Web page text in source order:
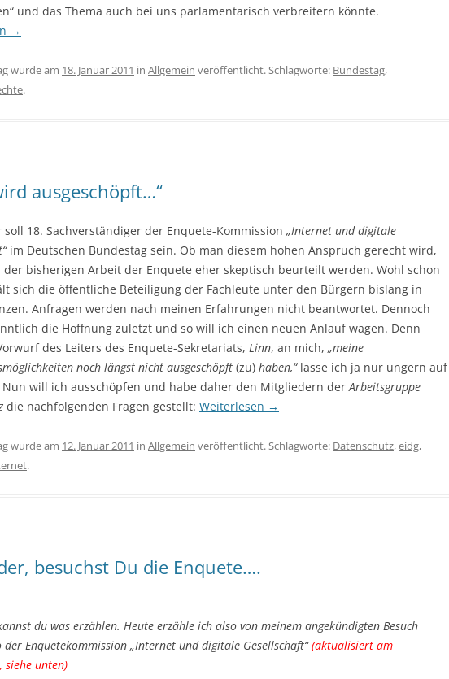
und das Thema auch bei uns parlamentarisch verbreitern könnte.
→
wurde am 18. Januar 2011 in Allgemein veröffentlicht. Schlagworte: Bundestag,
.
ausgeschöpft…“
soll 18. Sachverständiger der Enquete-Kommission „Internet und digitale
im Deutschen Bundestag sein. Ob man diesem hohen Anspruch gerecht wird,
der bisherigen Arbeit der Enquete eher skeptisch beurteilt werden. Wohl schon
sich die öffentliche Beteiligung der Fachleute unter den Bürgern bislang in
Anfragen werden nach meinen Erfahrungen nicht beantwortet. Dennoch
die Hoffnung zuletzt und so will ich einen neuen Anlauf wagen. Denn
des Leiters des Enquete-Sekretariats, Linn, an mich, „meine
noch längst nicht ausgeschöpft (zu) haben,“lasse ich ja nur ungern auf
will ich ausschöpfen und habe daher den Mitgliedern derArbeitsgruppe
die nachfolgenden Fragen gestellt: Weiterlesen →
wurde am 12. Januar 2011 in Allgemein veröffentlicht. Schlagworte: Datenschutz,eidg,
.
besuchst Du die Enquete….
du was erzählen. Heute erzähle ich also von meinem angekündigten Besuch
der Enquetekommission „Internet und digitale Gesellschaft“(aktualisiert am
siehe unten)